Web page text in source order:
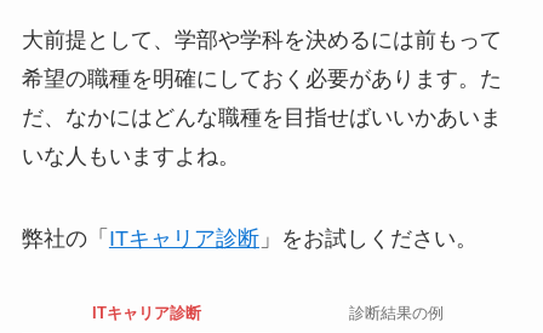
大前提として、学部や学科を決めるには前もって
希望の職種を明確にしておく必要があります。た
だ、なかにはどんな職種を目指せばいいかあいま
いな人もいますよね。
弊社の「 ITキャリア診断」をお試しください。
ITキャリア診断 診断結果の例